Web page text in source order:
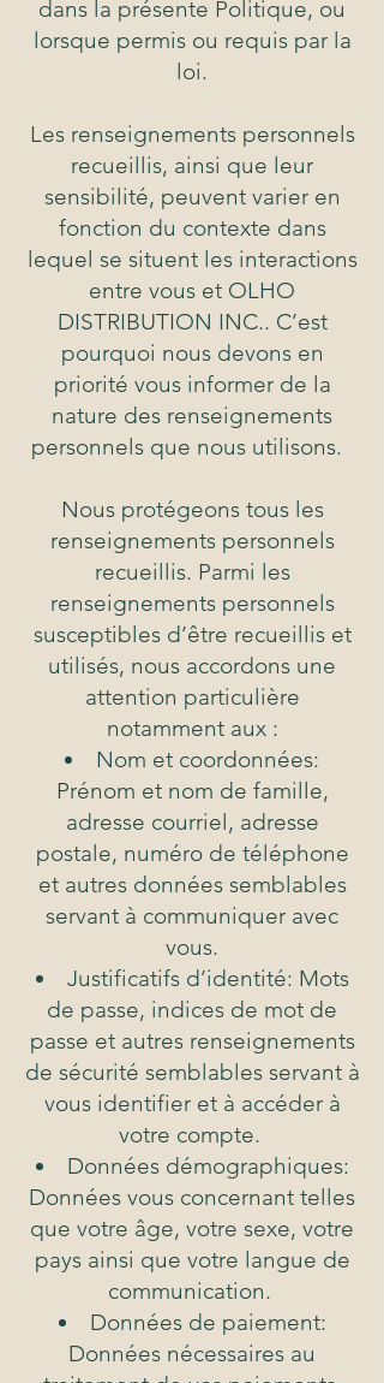
dans la présente Politique, ou
lorsque permis ou requis par la
loi.
Les renseignements personnels
recueillis, ainsi que leur
sensibilité, peuvent varier en
fonction du contexte dans
lequel se situent les interactions
entre vous et OLHO
DISTRIBUTION INC.. C’est
pourquoi nous devons en
priorité vous informer de la
nature des renseignements
personnels que nous utilisons.
Nous protégeons tous les
renseignements personnels
recueillis. Parmi les
renseignements personnels
susceptibles d’être recueillis et
utilisés, nous accordons une
attention particulière
notamment aux :
Nom et coordonnées:
Prénom et nom de famille,
adresse courriel, adresse
postale, numéro de téléphone
et autres données semblables
servant à communiquer avec
vous.
Justificatifs d’identité: Mots
de passe, indices de mot de
passe et autres renseignements
de sécurité semblables servant à
vous identifier et à accéder à
votre compte.
Données démographiques:
Données vous concernant telles
que votre âge, votre sexe, votre
pays ainsi que votre langue de
communication.
Données de paiement:
Données nécessaires au